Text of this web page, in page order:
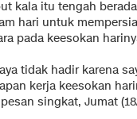
kala itu tengah
hari untuk
pada keesokan
tidak hadir karena
kerja keesokan
singkat, Jumat